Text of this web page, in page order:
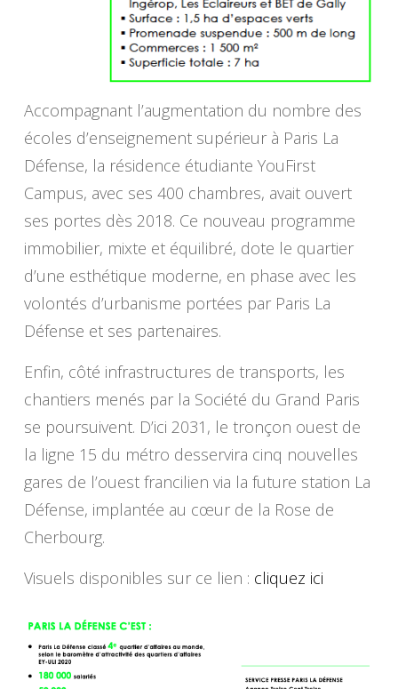
Accompagnant l’augmentation du nombre des
écoles d’enseignement supérieur à Paris La
Défense, la résidence étudiante YouFirst
Campus, avec ses 400 chambres, avait ouvert
ses portes dès 2018. Ce nouveau programme
immobilier, mixte et équilibré, dote le quartier
d’une esthétique moderne, en phase avec les
volontés d’urbanisme portées par Paris La
Défense et ses partenaires.
Enfin, côté infrastructures de transports, les
chantiers menés par la Société du Grand Paris
se poursuivent. D’ici 2031, le tronçon ouest de
la ligne 15 du métro desservira cinq nouvelles
gares de l’ouest francilien via la future station La
Défense, implantée au cœur de la Rose de
Cherbourg.
Visuels disponibles sur ce lien : cliquez ici